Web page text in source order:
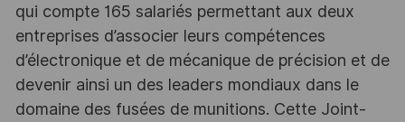
qui compte 165 salariés permettant aux deux
entreprises d’associer leurs compétences
d’électronique et de mécanique de précision et de
devenir ainsi un des leaders mondiaux dans le
domaine des fusées de munitions. Cette Joint-